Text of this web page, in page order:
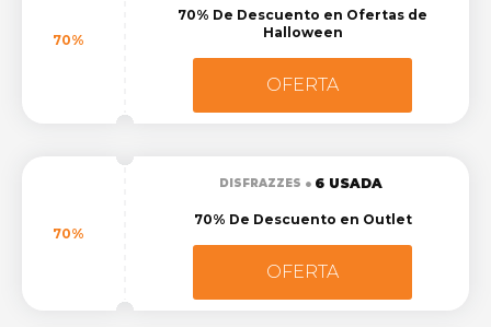
70%
70% De Descuento en Ofertas de
Halloween
OFERTA
70%
DISFRAZZES 6 USADA
70% De Descuento en Outlet
OFERTA